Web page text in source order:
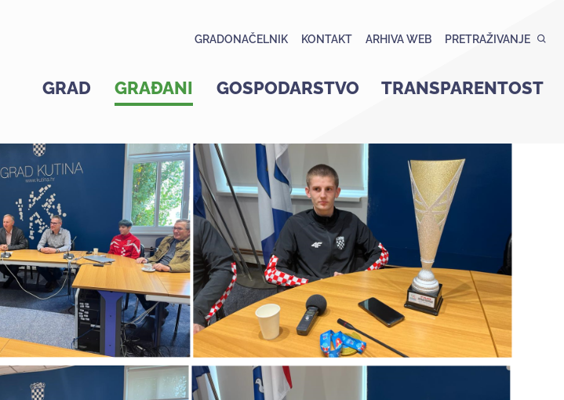
GRADONAČELNIK KONTAKT ARHIVA WEB PRETRAŽIVANJE
GRAD GRAĐANI GOSPODARSTVO TRANSPARENTOST